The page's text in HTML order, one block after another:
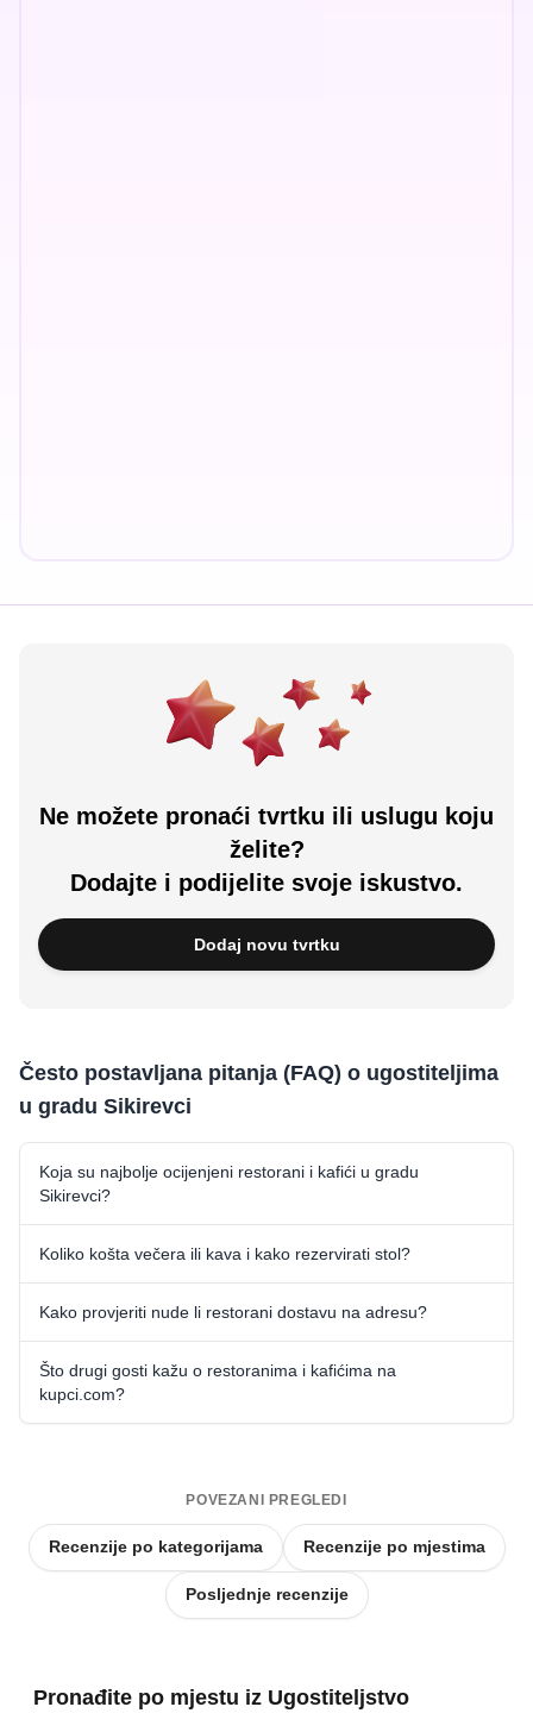
Ne možete pronaći tvrtku ili uslugu koju
želite?
Dodajte i podijelite svoje iskustvo.
Dodaj novu tvrtku
Često postavljana pitanja (FAQ) o ugostiteljima
u gradu Sikirevci
Koja su najbolje ocijenjeni restorani i kafići u gradu
Sikirevci?
Koliko košta večera ili kava i kako rezervirati stol?
Kako provjeriti nude li restorani dostavu na adresu?
Što drugi gosti kažu o restoranima i kafićima na
kupci.com?
POVEZANI PREGLEDI
Recenzije po kategorijama Recenzije po mjestima
Posljednje recenzije
Pronađite po mjestu iz Ugostiteljstvo